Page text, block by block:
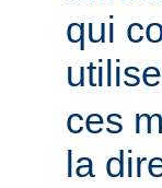
qui
ces
la